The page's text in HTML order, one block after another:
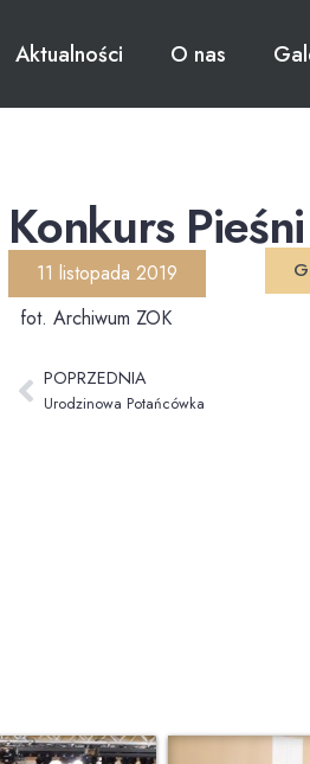
Aktualności O nas
Konkurs
11 listopada 2019
fot. Archiwum ZOK
POPRZEDNIA
Urodzinowa Potańcówka